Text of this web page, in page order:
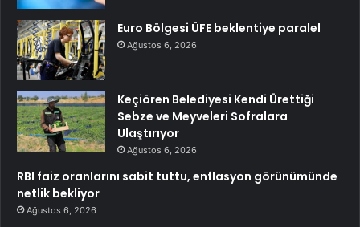
Euro Bölgesi ÜFE beklentiye paralel
Ağustos 6, 2026
Keçiören Belediyesi Kendi Ürettiği
Sebze ve Meyveleri Sofralara
Ulaştırıyor
Ağustos 6, 2026
RBI faiz oranlarını sabit tuttu, enflasyon görünümünde
netlik bekliyor
Ağustos 6, 2026